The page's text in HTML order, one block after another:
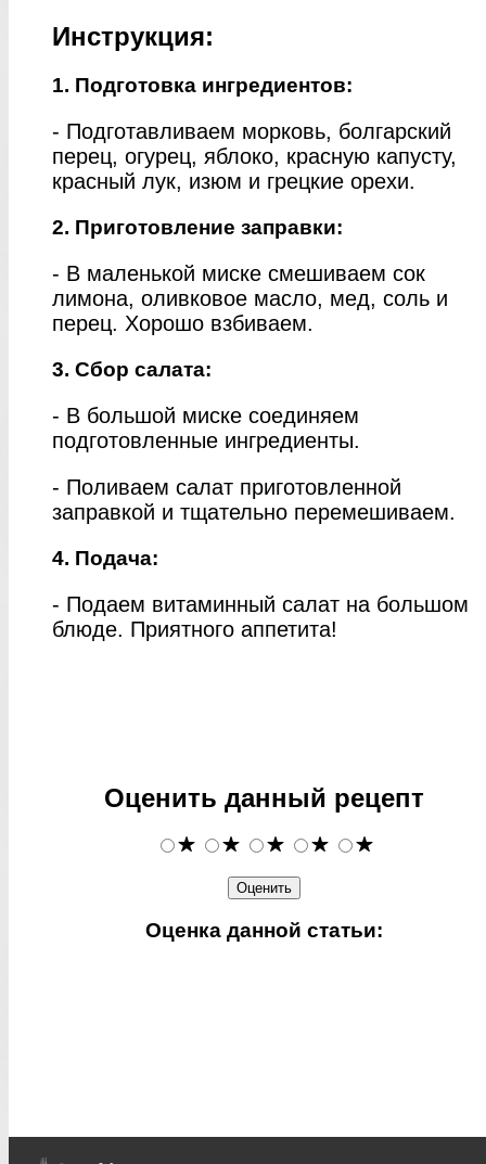
Инструкция:
1. Подготовка ингредиентов:
- Подготавливаем морковь, болгарский
перец, огурец, яблоко, красную капусту,
красный лук, изюм и грецкие орехи.
2. Приготовление заправки:
- В маленькой миске смешиваем сок
лимона, оливковое масло, мед, соль и
перец. Хорошо взбиваем.
3. Сбор салата:
- В большой миске соединяем
подготовленные ингредиенты.
- Поливаем салат приготовленной
заправкой и тщательно перемешиваем.
4. Подача:
- Подаем витаминный салат на большом
блюде. Приятного аппетита!
Оценить данный рецепт
Оценка данной статьи: